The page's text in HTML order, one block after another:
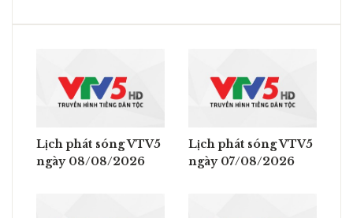
Lịch phát sóng VTV5
ngày 08/08/2026
Lịch phát sóng VTV5
ngày 07/08/2026